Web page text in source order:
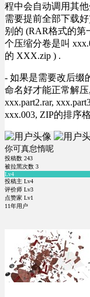
程中会自动调用其
需要提前全部下载
别的 (RAR格式的第
个压缩分卷是叫
的 XXX.zip ) .
- 如果是需要改后缀
命名好才能正常解压
xxx.part2.rar,
xxx.003, ZIP的排序
你可真怠惰呢
投稿数 243
被拉黑次数 3
Lv4
投稿主 Lv4
评价师 Lv3
点赞家 Lv1
11年用户